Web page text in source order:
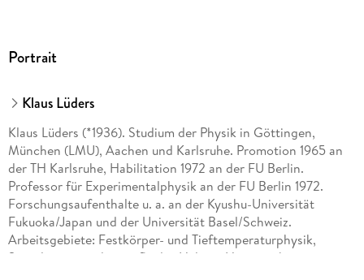
Portrait
Klaus Lüders
Klaus Lüders (*1936). Studium der Physik in Göttingen,
München (LMU), Aachen und Karlsruhe. Promotion 1965 an
der TH Karlsruhe, Habilitation 1972 an der FU Berlin.
Professor für Experimentalphysik an der FU Berlin 1972.
Forschungsaufenthalte u. a. an der Kyushu-Universität
Fukuoka/Japan und der Universität Basel/Schweiz.
Arbeitsgebiete: Festkörper- und Tieftemperaturphysik,
Supraleitung und superfluides Helium. Herausgeber von